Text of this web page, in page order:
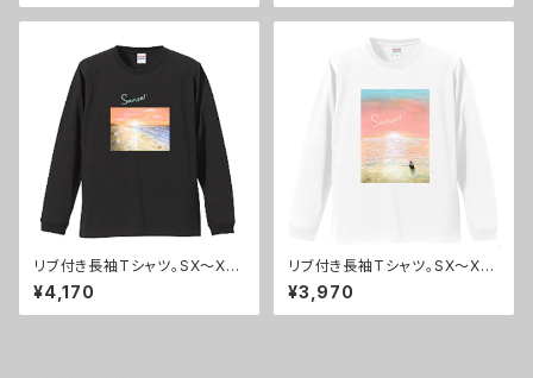
ピンク文字
青文字
リブ付き長袖Tシャツ。SX～XX
L。オシャレなイラスト付ロンＴ。
sunset1
¥4,170
リブ付き長袖Tシャツ。SX～XX
L。オシャレなイラスト付ロンＴ。
sunset2白
¥3,970